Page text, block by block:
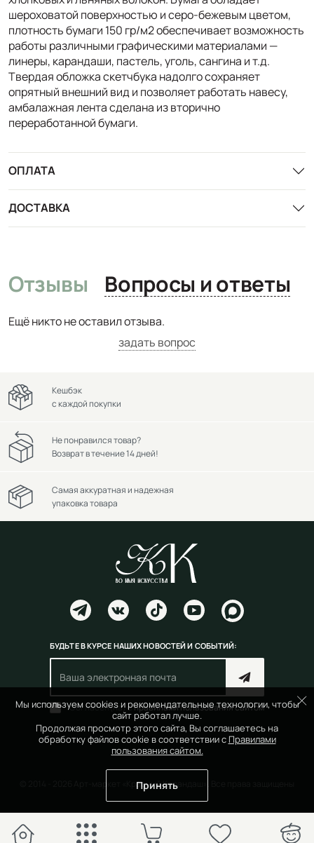
шероховатой поверхностью и серо-бежевым цветом,
плотность бумаги 150 гр/м2 обеспечивает возможность
работы различными графическими материалами —
линеры, карандаши, пастель, уголь, сангина и т.д.
Твердая обложка скетчбука надолго сохраняет
опрятный внешний вид и позволяет работать навесу,
амбалажная лента сделана из вторично
переработанной бумаги.
ОПЛАТА
ДОСТАВКА
Отзывы Вопросы и ответы
Ещё никто не оставил отзыва.
задать вопрос
Мы используем cookies и рекомендательные технологии, чтобы
сайт работал лучше.
Продолжая просмотр этого сайта, Вы соглашаетесь на
обработку файлов cookie в соответствии с Правилами
пользования сайтом.
Принять
Кешбэк
с каждой покупки
Не понравился товар?
Возврат в течение 14 дней!
Самая аккуратная и надежная
упаковка товара
БУДЬТЕ В КУРСЕ НАШИХ НОВОСТЕЙ И СОБЫТИЙ:
Согласен(на) справилами пользования сайтом
© 2014 - 2026 Арт-маркет «Красный Карандаш». Все права защищены